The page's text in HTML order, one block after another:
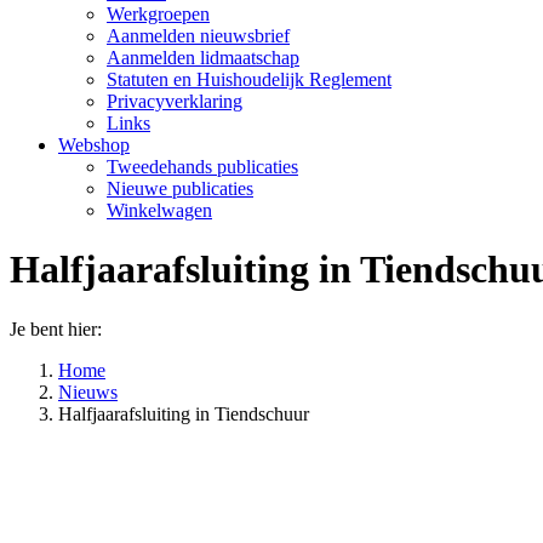
Werkgroepen
Aanmelden nieuwsbrief
Aanmelden lidmaatschap
Statuten en Huishoudelijk Reglement
Privacyverklaring
Links
Webshop
Tweedehands publicaties
Nieuwe publicaties
Winkelwagen
Halfjaarafsluiting in
Je bent hier:
Home
Nieuws
Halfjaarafsluiting in Tiendschuur